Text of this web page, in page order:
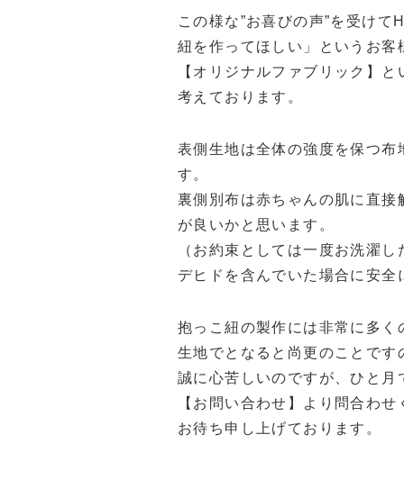
この様な”お喜びの声”を受け
紐を作ってほしい」というお客
【オリジナルファブリック】
考えております。
表側生地は全体の強度を保つ
す。
裏側別布は赤ちゃんの肌に直接
が良いかと思います。
（お約束としては一度お洗濯
デヒドを含んでいた場合に安全
抱っこ紐の製作には非常に多く
生地でとなると尚更のことです
誠に心苦しいのですが、ひと月
【お問い合わせ】より問合わせ
お待ち申し上げております。